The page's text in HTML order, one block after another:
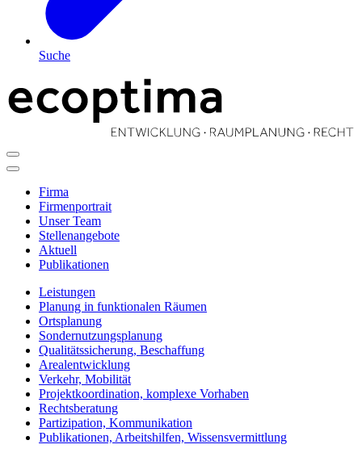
Suche
Firma
Firmenportrait
Unser Team
Stellenangebote
Aktuell
Publikationen
Leistungen
Planung in funktionalen Räumen
Ortsplanung
Sondernutzungsplanung
Qualitätssicherung, Beschaffung
Arealentwicklung
Verkehr, Mobilität
Projektkoordination, komplexe Vorhaben
Rechtsberatung
Partizipation, Kommunikation
Publikationen, Arbeitshilfen, Wissensvermittlung